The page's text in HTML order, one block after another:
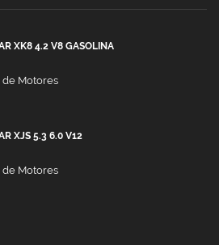
XK8 4.2 V8 GASOLINA
de Motores
XJS 5.3 6.0 V12
de Motores